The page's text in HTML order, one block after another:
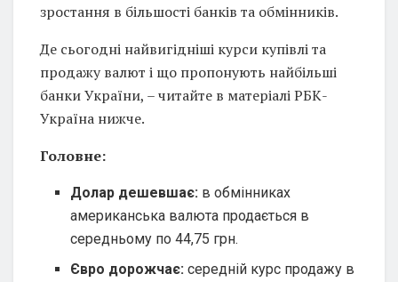
зростання в більшості банків та обмінників.
Де сьогодні найвигідніші курси купівлі та
продажу валют і що пропонують найбільші
банки України, – читайте в матеріалі РБК-
Україна нижче.
Головне:
Долар дешевшає: в обмінниках
американська валюта продається в
середньому по 44,75 грн.
Євро дорожчає: середній курс продажу в